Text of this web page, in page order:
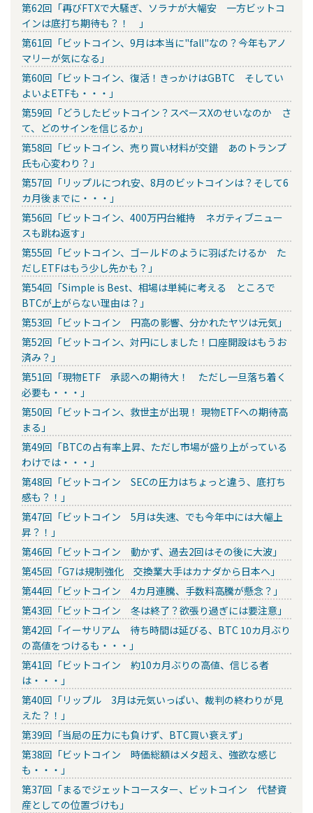
第62回「再びFTXで大騒ぎ、ソラナが大幅安 一方ビットコ
インは底打ち期待も？！ 」
第61回「ビットコイン、9月は本当に"fall"なの？今年もアノ
マリーが気になる」
第60回「ビットコイン、復活！きっかけはGBTC そしてい
よいよETFも・・・」
第59回「どうしたビットコイン？スペースXのせいなのか さ
て、どのサインを信じるか」
第58回「ビットコイン、売り買い材料が交錯 あのトランプ
氏も心変わり？」
第57回「リップルにつれ安、8月のビットコインは？そして6
カ月後までに・・・」
第56回「ビットコイン、400万円台維持 ネガティブニュー
スも跳ね返す」
第55回「ビットコイン、ゴールドのように羽ばたけるか た
だしETFはもう少し先かも？」
第54回「Simple is Best、相場は単純に考える ところで
BTCが上がらない理由は？」
第53回「ビットコイン 円高の影響、分かれたヤツは元気」
第52回「ビットコイン、対円にしました！口座開設はもうお
済み？」
第51回「現物ETF 承認への期待大！ ただし一旦落ち着く
必要も・・・」
第50回「ビットコイン、救世主が出現！ 現物ETFへの期待高
まる」
第49回「BTCの占有率上昇、ただし市場が盛り上がっている
わけでは・・・」
第48回「ビットコイン SECの圧力はちょっと違う、底打ち
感も？！」
第47回「ビットコイン 5月は失速、でも今年中には大幅上
昇？！」
第46回「ビットコイン 動かず、過去2回はその後に大波」
第45回「G7は規制強化 交換業大手はカナダから日本へ」
第44回「ビットコイン 4カ月連騰、手数料高騰が懸念？」
第43回「ビットコイン 冬は終了？欲張り過ぎには要注意」
第42回「イーサリアム 待ち時間は延びる、BTC 10カ月ぶり
の高値をつけるも・・・」
第41回「ビットコイン 約10カ月ぶりの高値、信じる者
は・・・」
第40回「リップル 3月は元気いっぱい、裁判の終わりが見
えた？！」
第39回「当局の圧力にも負けず、BTC買い衰えず」
第38回「ビットコイン 時価総額はメタ超え、強欲な感じ
も・・・」
第37回「まるでジェットコースター、ビットコイン 代替資
産としての位置づけも」